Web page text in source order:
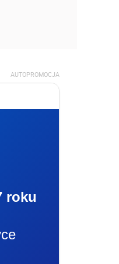
AUTOPROMOCJA
roku